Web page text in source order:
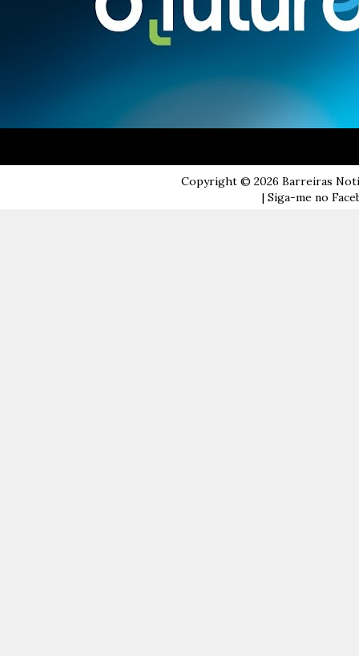
Copyright © 2026 Barreiras
| Siga-me no